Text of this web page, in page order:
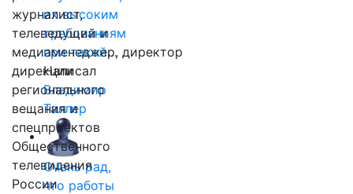
их высоким
требованиям
при такой…
Написал
Владимир
Таллер
Очень рад,
что работы
журналист,
телеведущий и
медиаменеджер, директор
дирекции
регионального
вещания и
спецпроектов
Общественного
телевидения
России